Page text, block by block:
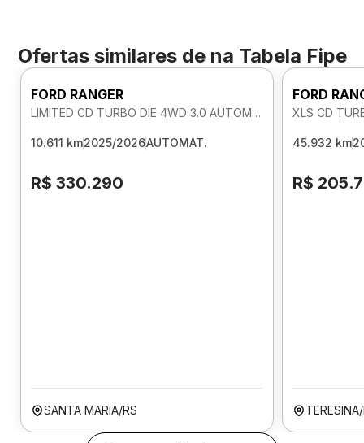
Ofertas similares de na Tabela Fipe
FORD RANGER
LIMITED CD TURBO DIE 4WD 3.0 AUTOMATICO
10.611 km2025/2026AUTOMAT.
R$ 330.290
SANTA MARIA/RS
FORD
XLS CD
45.932 km
R$